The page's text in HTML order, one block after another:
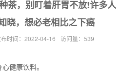
茶，别盯着肝胃不放!许多人
晓，想必老相比之下癌
布时间：2022-04-16 访问量：539
健康饮料。